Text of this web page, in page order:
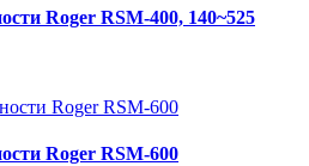
Roger RSM-400, 140~525
Roger RSM-600